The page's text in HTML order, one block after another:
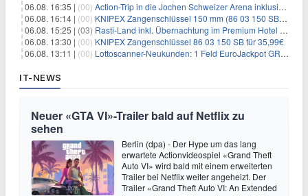
06.08. 16:35 | (00) Action-Trip in die Jochen Schweizer Arena inklusive Premium Hotel und Frühstück ab 59€ p.P.
06.08. 16:14 | (00) KNIPEX Zangenschlüssel 150 mm (86 03 150 SB) für 35,99€
06.08. 15:25 | (03) Rasti-Land inkl. Übernachtung im Premium Hotel ab 69€ p.P.
06.08. 13:30 | (00) KNIPEX Zangenschlüssel 86 03 150 SB für 35,99€
06.08. 13:11 | (00) Lottoscanner-Neukunden: 1 Feld EuroJackpot GRATIS spielen
IT-NEWS
Neuer «GTA VI»-Trailer bald auf Netflix zu
sehen
Berlin (dpa) - Der Hype um das lang
erwartete Actionvideospiel «Grand Theft
Auto VI» wird bald mit einem erweiterten
Trailer bei Netflix weiter angeheizt. Der
Trailer «Grand Theft Auto VI: An Extended